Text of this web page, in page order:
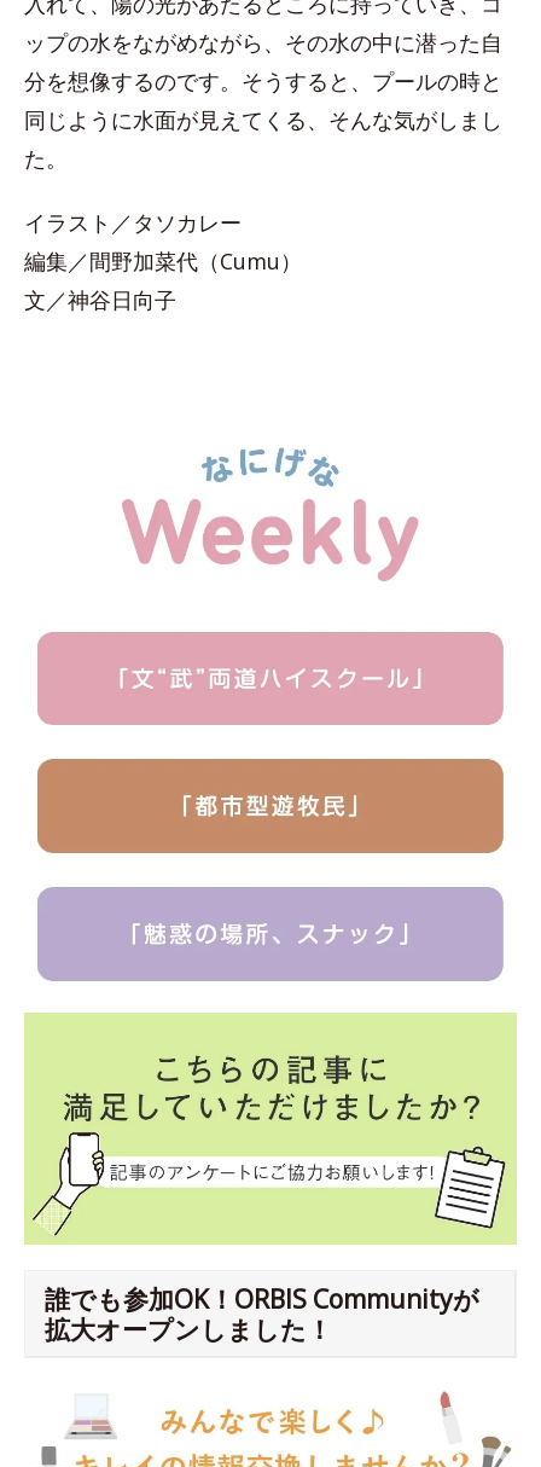
ップの水をながめながら、その水の中に潜った自
分を想像するのです。そうすると、プールの時と
同じように水面が見えてくる、そんな気がしまし
た。
イラスト／タソカレー
編集／間野加菜代（Cumu）
文／神谷日向子
誰でも参加OK！ORBIS Communityが
拡大オープンしました！